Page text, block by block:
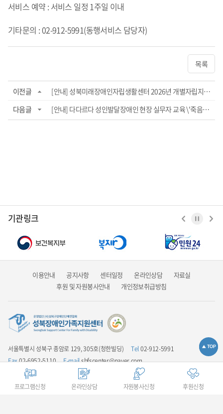
서비스 예약 : 서비스 일정 1주일 이내
기타문의 : 02-912-5991(동행서비스 담당자)
목록
이전글
[안내] 성북미래장애인자립생활센터 2026년 개별자립지원 \'자.생.추\' 참가자 모집
다음글
[안내] 다다르다 성인발달장애인 현장 실무자 교육 \'죽음교육\'
프로그램신청 온라인상담 자원봉사신청 후원신청
기관링크
이용안내 공지사항 센터일정 온라인상담
자료실
후원 및 자원봉사안내
개인정보취급방침
서울특별시 성북구 종암로 129, 305호(청한빌딩) Tel02-912-5991
Fax02-6952-5110 E-mailsbfscenter@naver.com
업무시간안내
평일 9:00 ~ 18:00 / 점심시간 12:00 ~ 13:00 / 주말 및 공휴일은
휴무입니다